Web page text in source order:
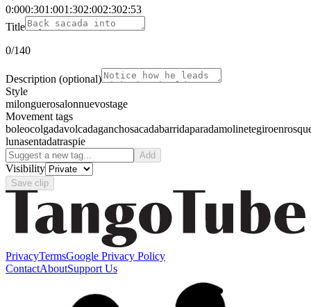
0:000:301:001:302:002:302:53
Title
0/140
Description (optional)
Style
milonguerosalonnuevostage
Movement tags
boleocolgadavolcadaganchosacadabarridaparadamolinetegiro
lunasentadatraspie
Add
Visibility
Save clip
PrivacyTermsGoogle Privacy Policy
ContactAboutSupport Us